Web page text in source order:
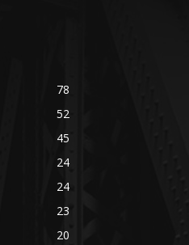
78
52
45
24
24
23
20